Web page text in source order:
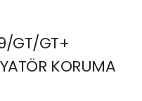
GT/GT+
KORUMA